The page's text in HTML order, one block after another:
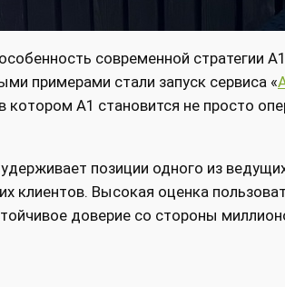
современной стратегии
примерами стали запуск сервиса «
котором А1 становится не просто
позиции одного из
клиентов. Высокая оценка
доверие со стороны